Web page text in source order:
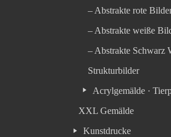
– Abstrakte rote
– Abstrakte weiße
– Abstrakte Schwarz
Strukturbilder
Acrylgemälde ·
XXL Gemälde
Kunstdrucke